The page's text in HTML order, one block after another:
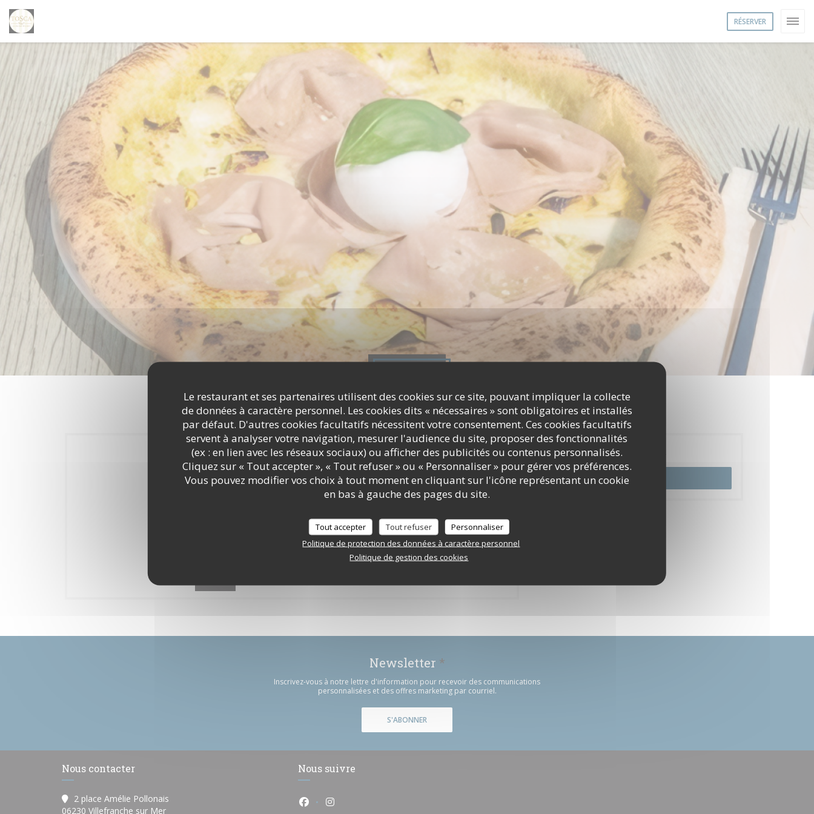
Le restaurant et ses partenaires utilisent des cookies sur ce site, pouvant impliquer la collecte
de données à caractère personnel. Les cookies dits « nécessaires » sont obligatoires et installés
par défaut. D'autres cookies facultatifs nécessitent votre consentement. Ces cookies facultatifs
servent à analyser votre navigation, mesurer l'audience du site, proposer des fonctionnalités
(ex : en lien avec les réseaux sociaux) ou afficher des publicités ou contenus personnalisés.
Cliquez sur « Tout accepter », « Tout refuser » ou « Personnaliser » pour gérer vos préférences.
Vous pouvez modifier vos choix à tout moment en cliquant sur l'icône représentant un cookie
en bas à gauche des pages du site.
Tout accepter Tout refuser
Personnaliser
Politique de protection des données à caractère personnel
Politique de gestion des cookies
RÉSERVER
Réservation
RÉSERVER
Newsletter *
Inscrivez-vous à notre lettre d'information pour recevoir des communications
personnalisées et des offres marketing par courriel.
S'ABONNER
Nous contacter
2 place Amélie Pollonais
06230 Villefranche sur Mer((ouvre une nouvelle fenêtre))
Nous suivre
Facebook ((ouvre une nouvelle fenêtre))
Instagram ((ouvre une nouvelle fenêtre))